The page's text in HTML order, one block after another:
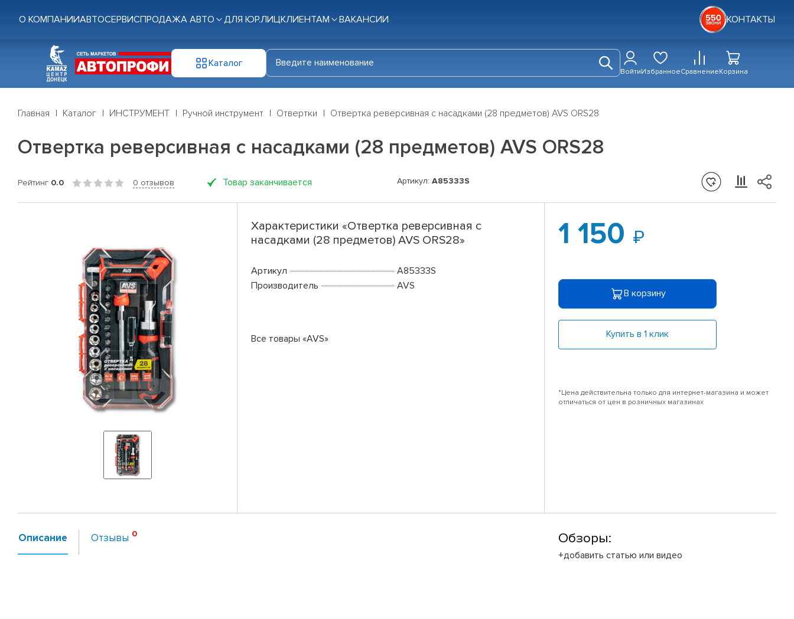
О КОМПАНИИАВТОСЕРВИСПРОДАЖА АВТО ДЛЯ ЮР.ЛИЦКЛИЕНТАМ ВАКАНСИИ КОНТАКТЫ
Каталог
ВойтиИзбранноеСравнениеКорзина
Главная Каталог ИНСТРУМЕНТ Ручной инструмент Отвертки Отвертка реверсивная с насадками (28 предметов) AVS ORS28
Отвертка реверсивная с насадками (28 предметов) AVS ORS28
Рейтинг 0.0 0 отзывов Товар заканчивается Артикул: A85333S
Характеристики «Отвертка реверсивная с
насадками (28 предметов) AVS ORS28»
Артикул
A85333S
Производитель
AVS
Все товары «AVS»
1 150
В корзину
Купить в 1 клик
*Цена действительна только для интернет-магазина и может
отличаться от цен в розничных магазинах
Описание Отзывы Обзоры:
+добавить статью или видео